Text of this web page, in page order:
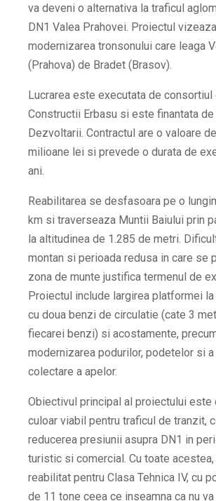
va deveni o alternativa la traficul
DN1 Valea Prahovei. Proiectul
modernizarea tronsonului care leaga
(Prahova) de Bradet (Brasov).
Lucrarea este executata de consortiul
Constructii Erbasu si este finantata
Dezvoltarii. Contractul are o valoare
milioane lei si prevede o durata de
ani.
Reabilitarea se desfasoara pe o
km si traverseaza Muntii Baiului prin
la altitudinea de 1.285 de metri.
montan si perioada redusa in care se
zona de munte justifica termenul de
Proiectul include largirea platformei
cu doua benzi de circulatie (cate 3
fiecarei benzi) si acostamente,
modernizarea podurilor, podetelor si
colectare a apelor.
Obiectivul principal al proiectului este
culoar viabil pentru traficul de tranzit,
reducerea presiunii asupra DN1 in
turistic si comercial. Cu toate acestea,
reabilitat pentru Clasa Tehnica IV, cu
de 11 tone ceea ce inseamna ca nu